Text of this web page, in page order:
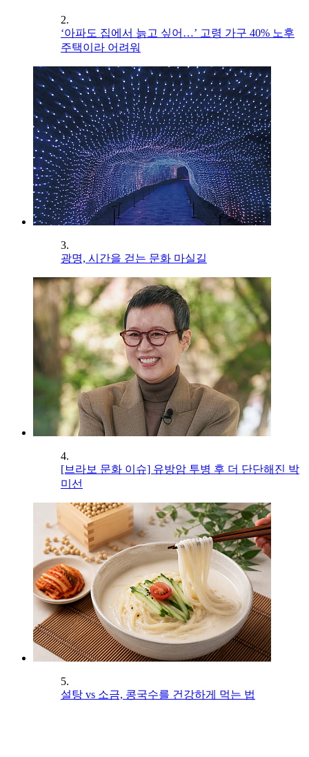
2.
‘아파도 집에서 늙고 싶어…’ 고령 가구 40% 노후
주택이라 어려워
3.
광명, 시간을 걷는 문화 마실길
4.
[브라보 문화 이슈] 유방암 투병 후 더 단단해진 박
미선
5.
설탕 vs 소금, 콩국수를 건강하게 먹는 법